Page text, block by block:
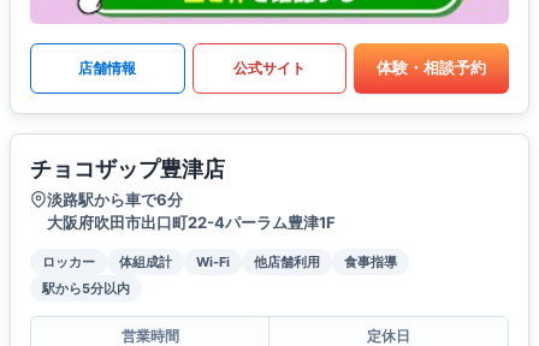
店舗情報 公式サイト 体験・相談予約
チョコザップ豊津店
淡路駅から車で6分
大阪府吹田市出口町22-4パーラム豊津1F
ロッカー 体組成計 Wi-Fi 他店舗利用
食事指導
駅から5分以内
営業時間
定休日